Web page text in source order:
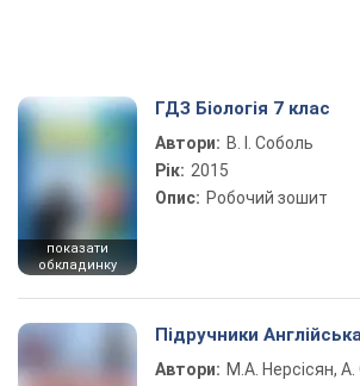
показати
обкладинку
ГДЗ Біологія 7 клас
Автори: В. І. Соболь
Рік: 2015
Опис: Робочий зошит
Підручники
Автори: М.А. Нерсісян,